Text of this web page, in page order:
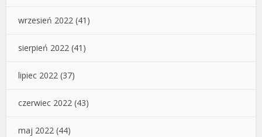
wrzesień 2022 (41)
sierpień 2022 (41)
lipiec 2022 (37)
czerwiec 2022 (43)
maj 2022 (44)